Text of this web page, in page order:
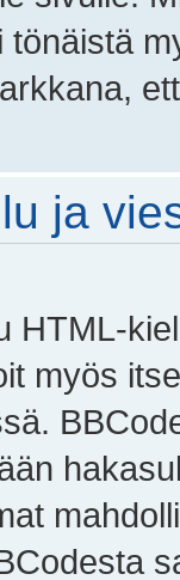
tönäistä
ja
HTML-
myös